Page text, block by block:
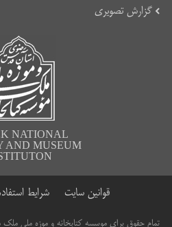
گزارش تصویری
NATIONAL
AND MUSEUM
قوانین سایت شرایط
تمام حقوق برای موسسه کتابخانه و موزه ملی